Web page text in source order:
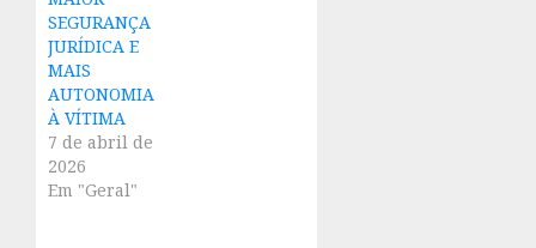
SEGURANÇA
JURÍDICA E
MAIS
AUTONOMIA
À VÍTIMA
7 de abril de
2026
Em "Geral"